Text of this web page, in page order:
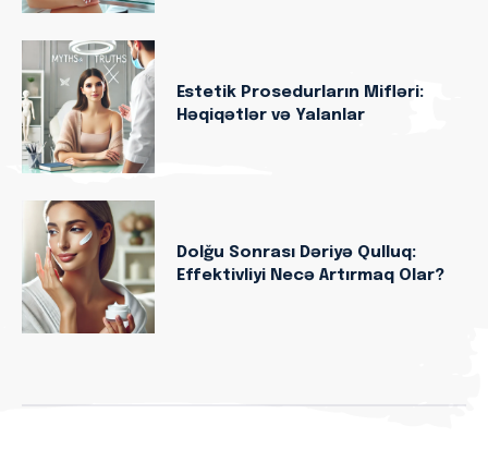
Estetik Prosedurların Mifləri:
Həqiqətlər və Yalanlar
Dolğu Sonrası Dəriyə Qulluq:
Effektivliyi Necə Artırmaq Olar?